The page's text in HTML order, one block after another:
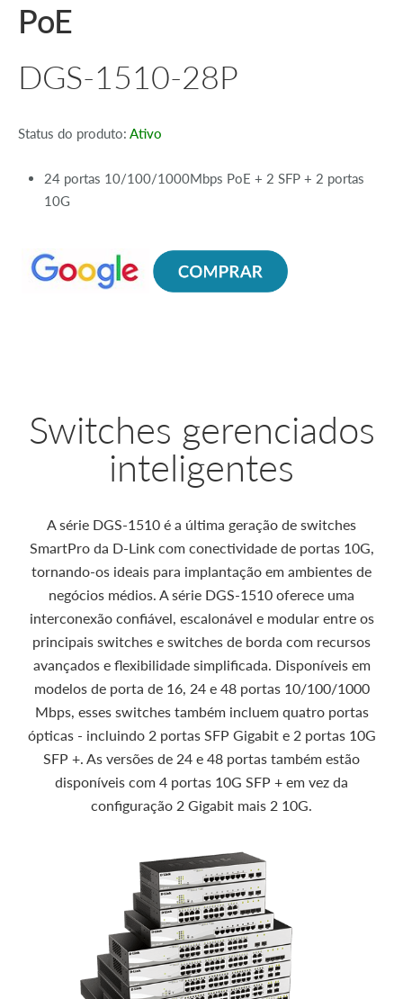
PoE
DGS-1510-28P
Status do produto: Ativo
24 portas 10/100/1000Mbps PoE + 2 SFP + 2 portas
10G
Switches gerenciados
inteligentes
A série DGS-1510 é a última geração de switches
SmartPro da D-Link com conectividade de portas 10G,
tornando-os ideais para implantação em ambientes de
negócios médios. A série DGS-1510 oferece uma
interconexão confiável, escalonável e modular entre os
principais switches e switches de borda com recursos
avançados e flexibilidade simplificada. Disponíveis em
modelos de porta de 16, 24 e 48 portas 10/100/1000
Mbps, esses switches também incluem quatro portas
ópticas - incluindo 2 portas SFP Gigabit e 2 portas 10G
SFP +. As versões de 24 e 48 portas também estão
disponíveis com 4 portas 10G SFP + em vez da
configuração 2 Gigabit mais 2 10G.